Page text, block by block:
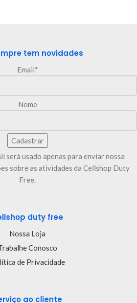
tem novidades
Email*
Nome
será usado apenas para enviar nossa
sobre as atividades da Cellshop Duty
Free.
duty free
Nossa Loja
Conosco
de Privacidade
ao cliente